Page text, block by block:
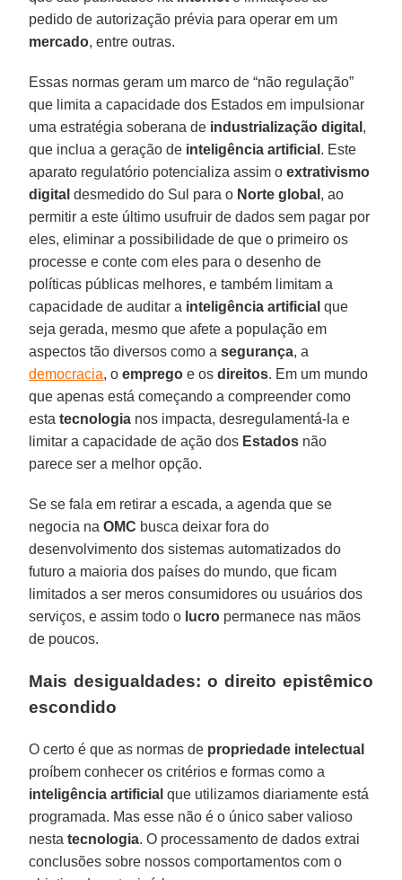
pedido de autorização prévia para operar em um
mercado, entre outras.
Essas normas geram um marco de “não regulação”
que limita a capacidade dos Estados em impulsionar
uma estratégia soberana de industrialização digital ,
que inclua a geração de inteligência artificial . Este
aparato regulatório potencializa assim oextrativismo
digital desmedido do Sul para o Norte global , ao
permitir a este último usufruir de dados sem pagar por
eles, eliminar a possibilidade de que o primeiro os
processe e conte com eles para o desenho de
políticas públicas melhores, e também limitam a
capacidade de auditar a inteligência artificial que
seja gerada, mesmo que afete a população em
aspectos tão diversos como asegurança, a
democracia, oemprego e osdireitos. Em um mundo
que apenas está começando a compreender como
estatecnologia nos impacta, desregulamentá-la e
limitar a capacidade de ação dos Estados não
parece ser a melhor opção.
Se se fala em retirar a escada, a agenda que se
negocia naOMC busca deixar fora do
desenvolvimento dos sistemas automatizados do
futuro a maioria dos países do mundo, que ficam
limitados a ser meros consumidores ou usuários dos
serviços, e assim todo o lucro permanece nas mãos
de poucos.
Mais desigualdades: o direito epistêmico
escondido
O certo é que as normas de propriedade intelectual
proíbem conhecer os critérios e formas como a
inteligência artificial que utilizamos diariamente está
programada. Mas esse não é o único saber valioso
nestatecnologia. O processamento de dados extrai
conclusões sobre nossos comportamentos com o